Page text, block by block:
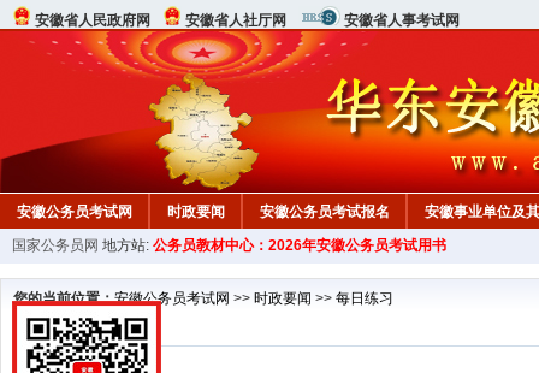
安徽省人民政府网 安徽省人社厅网 安徽省人事考试网
安徽公务员考试网 时政要闻 安徽公务员考试报名
安徽事业单位及
国家公务员网 地方站: 公务员教材中心：2026年安徽公务员考试用书
您的当前位置：安徽公务员考试网 >> 时政要闻 >> 每日练习